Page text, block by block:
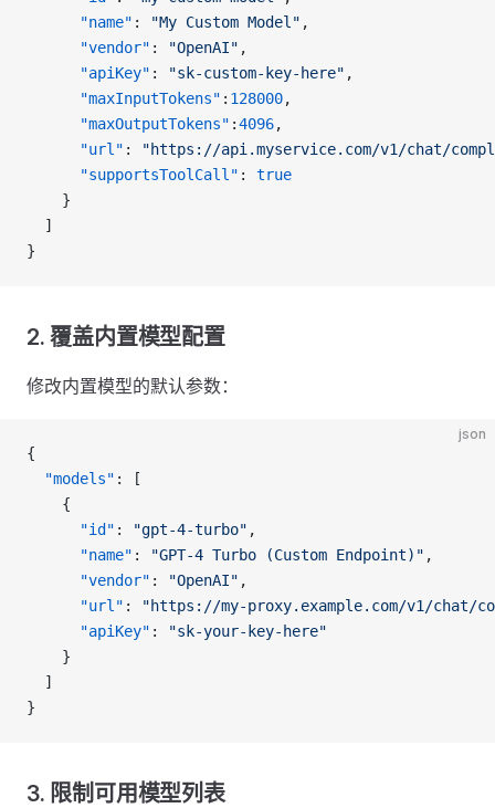
      "name"
: "My Custom Model" ,
      "vendor"
: "OpenAI" ,
      "apiKey"
: "sk-custom-key-here" ,
      "maxInputTokens"
: 128000,
      "maxOutputTokens"
:4096,
      "url"
:
"https://api.myservice.com/v1/chat/
      "supportsToolCall"
: true
    }
  ]
}
2. 覆盖内置模型配置
修改内置模型的默认参数：
json
{
  "models"
: [
    {
      "id"
: "gpt-4-turbo" ,
      "name"
: "GPT-4 Turbo (Custom Endpoint)" ,
      "vendor"
: "OpenAI" ,
      "url"
:
"https://my-proxy.example.com/v1/chat/
      "apiKey"
:
"sk-your-key-here"
    }
  ]
}
3. 限制可用模型列表